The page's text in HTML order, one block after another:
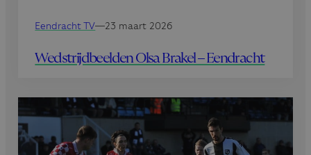
Eendracht TV—23 maart 2026
Wedstrijdbeelden Olsa Brakel – Eendracht